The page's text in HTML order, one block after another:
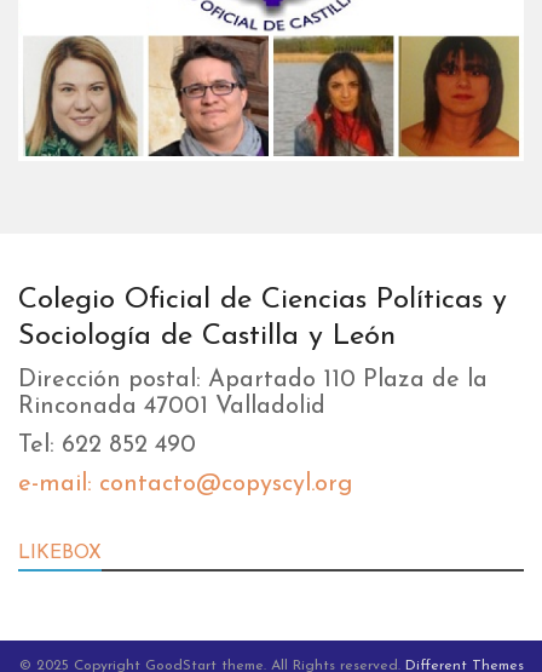
Colegio Oficial de Ciencias Políticas y
Sociología de Castilla y León
Dirección postal: Apartado 110 Plaza de la
Rinconada 47001 Valladolid
Tel: 622 852 490
e-mail: contacto@copyscyl.org
LIKEBOX
© 2025 Copyright GoodStart theme. All Rights reserved. Different Themes